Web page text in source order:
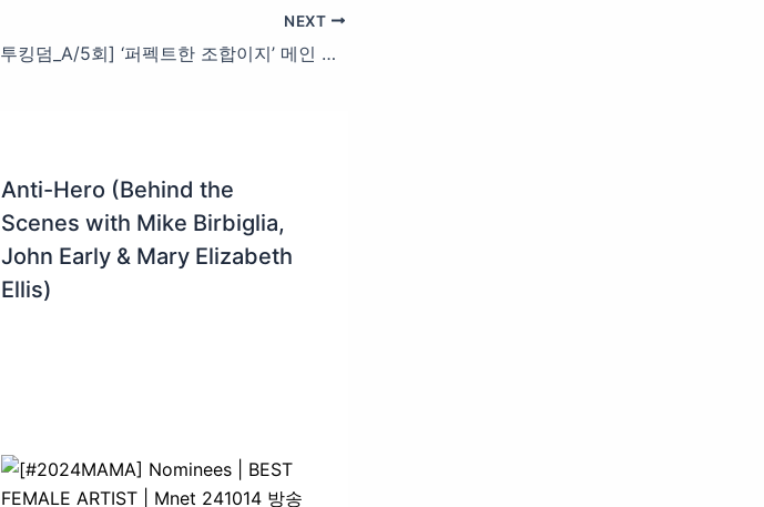
NEXT
[#로드투킹덤_A/5회] ‘퍼펙트한 조합이지’ 메인 보컬인 혁과 메인 댄서인 한빈, 템페스트 ACE로 출격 | Mnet 241017 방송
Anti-Hero (Behind the
Scenes with Mike Birbiglia,
John Early & Mary Elizabeth
Ellis)